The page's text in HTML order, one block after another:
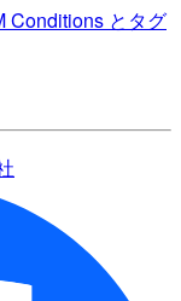
Conditions とタグ